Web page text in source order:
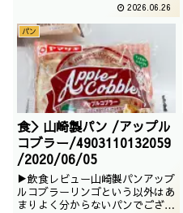
ていいですね。どの辺りが特撰な
のか、アルデンヌ産発酵バターを
使用した贅沢なチョコチップメロ
ンパンを食します。
2026.06.26
パン
食＞山崎製パン /アップル
コブラー/4903110132059
/2020/06/05
▶飲食レビュー山崎製パンアップ
ルコブラーリンゴという以外はあ
まりよく分からないパンでござい